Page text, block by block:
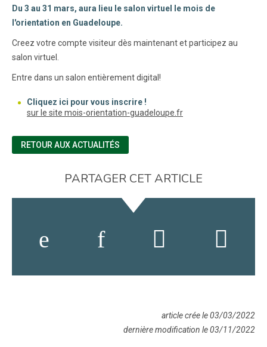
Du 3 au 31 mars, aura lieu le salon virtuel le mois de
l'orientation en Guadeloupe.
Creez votre compte visiteur dès maintenant et participez au
salon virtuel.
Entre dans un salon entièrement digital!
Cliquez ici pour vous inscrire !
sur le site mois-orientation-guadeloupe.fr(nouvelle fenêtre)
RETOUR AUX ACTUALITÉS
PARTAGER CET ARTICLE
article crée le 03/03/2022
dernière modification le 03/11/2022